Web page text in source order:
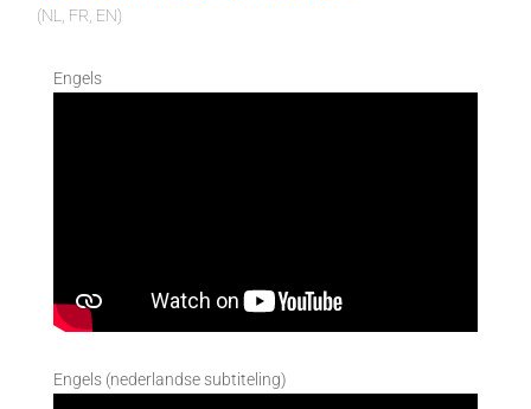
(NL, FR, EN)
Engels
Engels (nederlandse subtiteling)